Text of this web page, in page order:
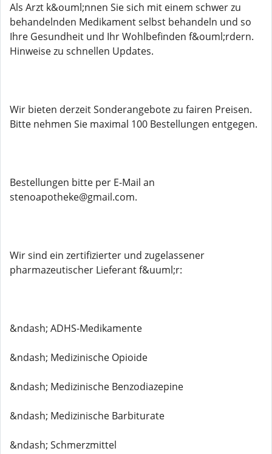
Als Arzt k&ouml;nnen Sie sich mit einem schwer zu
behandelnden Medikament selbst behandeln und so
Ihre Gesundheit und Ihr Wohlbefinden f&ouml;rdern.
Hinweise zu schnellen Updates.
Wir bieten derzeit Sonderangebote zu fairen Preisen.
Bitte nehmen Sie maximal 100 Bestellungen entgegen.
Bestellungen bitte per E-Mail an
stenoapotheke@gmail.com.
Wir sind ein zertifizierter und zugelassener
pharmazeutischer Lieferant f&uuml;r:
&ndash; ADHS-Medikamente
&ndash; Medizinische Opioide
&ndash; Medizinische Benzodiazepine
&ndash; Medizinische Barbiturate
&ndash; Schmerzmittel